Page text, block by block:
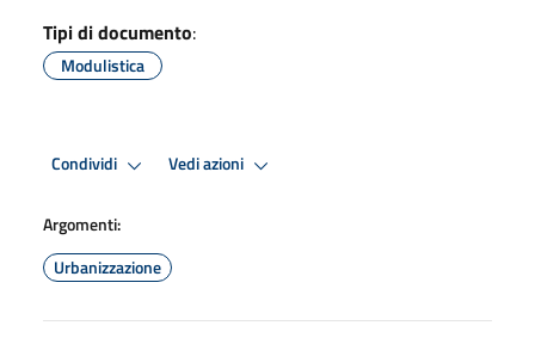
Tipi di documento:
Modulistica
Condividi Vedi azioni
Argomenti:
Urbanizzazione